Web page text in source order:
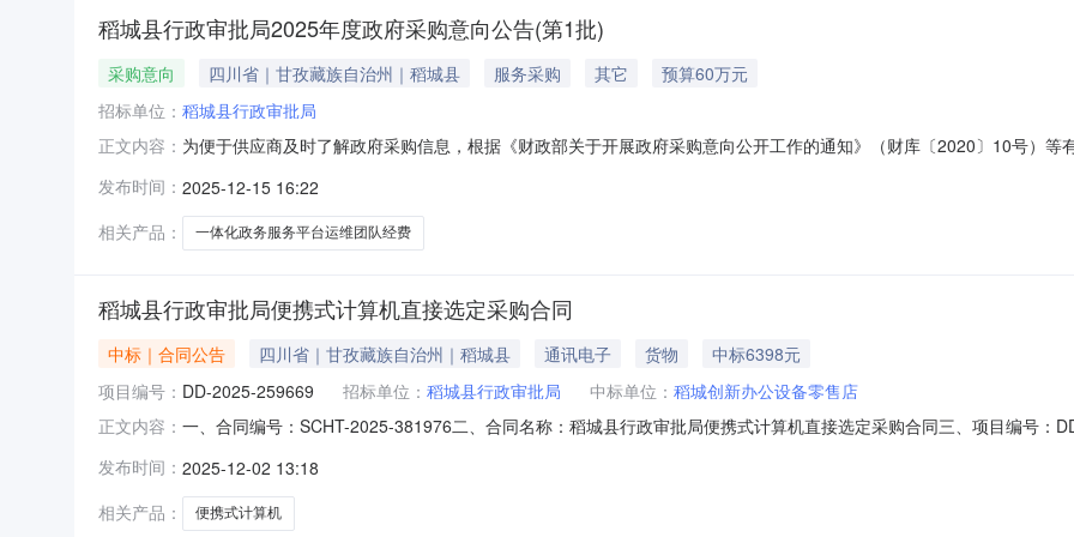
稻城县行政审批局2025年度政府采购意向公告(第1批)
采购意向 四川省｜甘孜藏族自治州｜稻城县 服务采购 其它
预算60万元
招标单位： 稻城县行政审批局
正文内容： 为便于供应商及时了解政府采购信息，根据《财政部关于开展政府采购意向公开工作的通知》（财库〔2020〕10号）
1项主要功能或目标：稻城县行政审批局为进一步深化“互联网+政务服务”，运用信息化手段解决企业和群众办事难、办
推向纵深；为加快转变政府
发布时间： 2025-12-15 16:22
相关产品：
一体化政务服务平台运维团队经费
稻城县行政审批局便携式计算机直接选定采购合同
中标｜合同公告 四川省｜甘孜藏族自治州｜稻城县 通讯电子 货物
中标6398元
项目编号： DD-2025-259669 招标单位： 稻城县行政审批局 中标单位： 稻城创新办公设备零售店
正文内容： 一、合同编号：SCHT-2025-381976二、合同名称：稻城县行政审批局便携式计算机直接选定采购合同三、项目编号：
段联系方式：13568686567六、合同主要信息主要标的名称：便携式计算机规格型号（或服务要求）：详见合同主要标
发布时间： 2025-12-02 13:18
相关产品：
便携式计算机